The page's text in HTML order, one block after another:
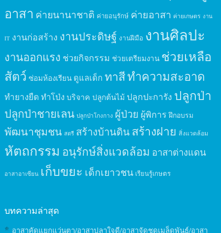
อาสา ค่ายนานาชาติ ค่ายอนุรักษ์ ค่ายอาสา ค่ายเกษตร งาน
IT งานก่อสร้าง งานประดิษฐ์ งานฝีมือ งานศิลปะ
งานออกแรง ช่วยกิจกรรม ช่วยเตรียมงาน ช่วยเหลือ
สัตว์ ซ่อมห้องเรียน ดูแลเด็ก ทาสีทำความสะอาด
ทำยางยืด ทำโป่ง บริจาค ปลูกต้นไม้ ปลูกปะการัง ปลูกป่า
ปลูกป่าชายเลน ปลูกป่าโกงกาง ผู้ป่วย ผู้พิการ ฝึกอบรม
พัฒนาชุมชน สตรี สร้างบ้านดินสร้างฝาย สิ่งแวดล้อม
หัตถกรรม อนุรักษ์สิ่งแวดล้อม อาสาต่างแดน
อาสาอาเซียน เก็บขยะ เด็กเยาวชน เรียนรู้เกษตร
บทความล่าสุด
อาสาคัดแยกแว่นตา/อาสาปลาใจดี/อาสาจัดชุดเมล็ดพันธุ์/อาสา